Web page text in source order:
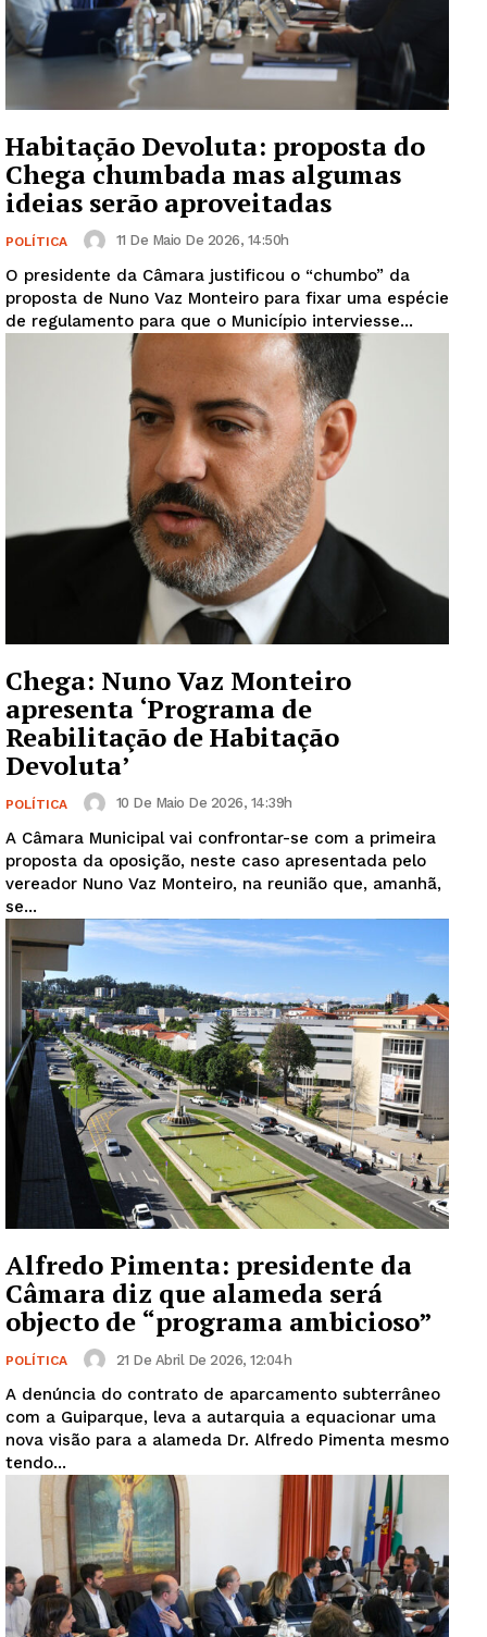
Habitação Devoluta: proposta do
Chega chumbada mas algumas
ideias serão aproveitadas
POLÍTICA 11 De Maio De 2026, 14:50h
O presidente da Câmara justificou o “chumbo” da
proposta de Nuno Vaz Monteiro para fixar uma espécie
de regulamento para que o Município interviesse...
Chega: Nuno Vaz Monteiro
apresenta ‘Programa de
Reabilitação de Habitação
Devoluta’
POLÍTICA 10 De Maio De 2026, 14:39h
A Câmara Municipal vai confrontar-se com a primeira
proposta da oposição, neste caso apresentada pelo
vereador Nuno Vaz Monteiro, na reunião que, amanhã,
se...
Alfredo Pimenta: presidente da
Câmara diz que alameda será
objecto de “programa ambicioso”
POLÍTICA 21 De Abril De 2026, 12:04h
A denúncia do contrato de aparcamento subterrâneo
com a Guiparque, leva a autarquia a equacionar uma
nova visão para a alameda Dr. Alfredo Pimenta mesmo
tendo...